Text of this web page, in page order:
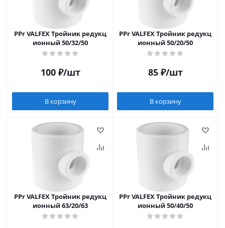
PPr VALFEX Тройник редукц
ионный 50/32/50
100₽/шт
В корзину
PPr VALFEX Тройник редукц
ионный 50/20/50
85₽/шт
В корзину
PPr VALFEX Тройник редукц
ионный 63/20/63
PPr VALFEX Тройник редукц
ионный 50/40/50